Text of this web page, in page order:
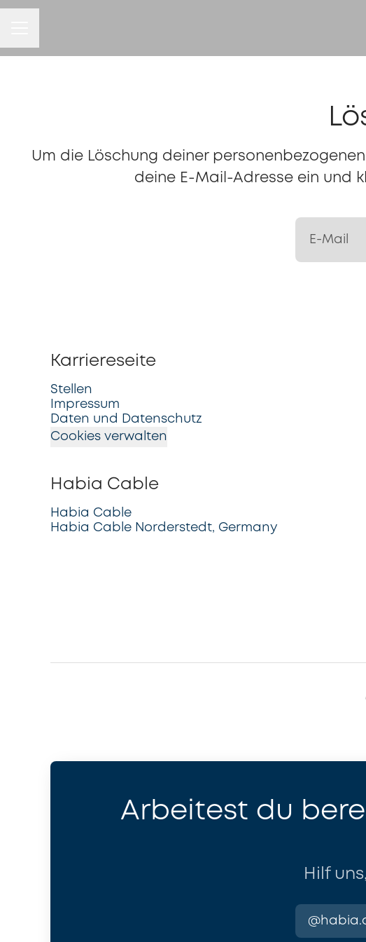
Um die Löschung deiner
deine E-Mail-Adresse ein und
Karriereseite
Stellen
Impressum
Daten und Datenschutz
Cookies verwalten
Habia Cable
Habia Cable
Habia Cable Norderstedt, Germany
Arbeitest du
Hilf